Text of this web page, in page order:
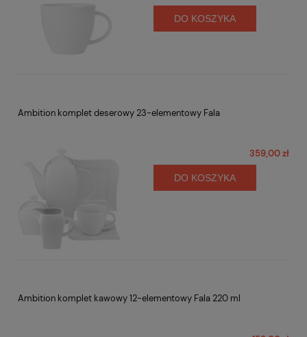
DO KOSZYKA
Ambition komplet deserowy 23-elementowy Fala
359,00 zł
DO KOSZYKA
Ambition komplet kawowy 12-elementowy Fala 220 ml